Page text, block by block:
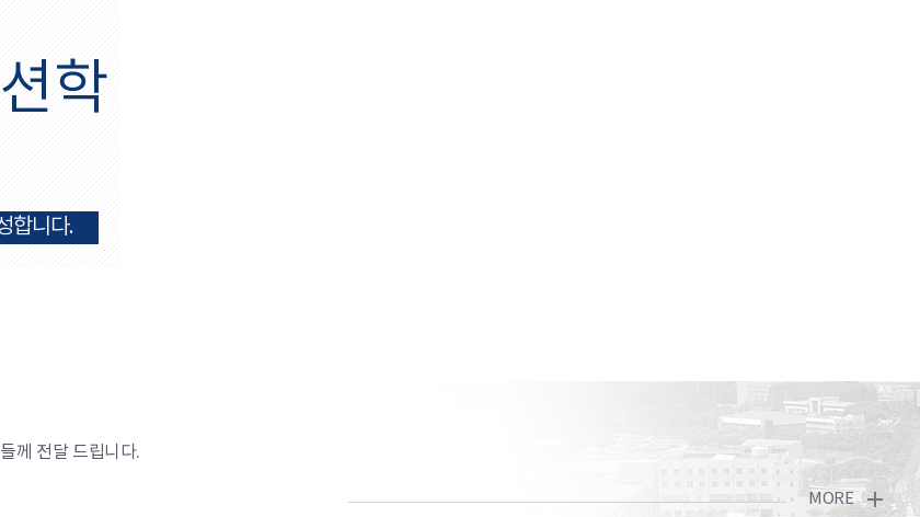
학
합니다.
께 전달 드립니다.
MORE